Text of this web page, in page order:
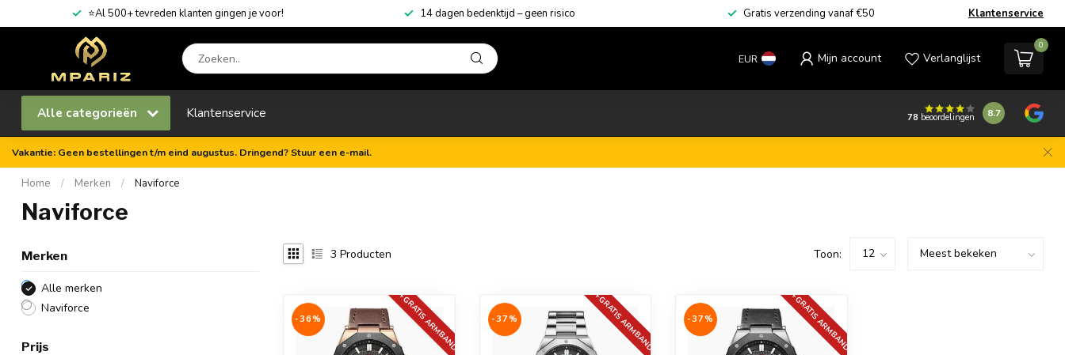
⭐Al 500+ tevreden klanten gingen je voor! 14 dagen bedenktijd – geen risico Gratis verzending vanaf €50 Klantenservice
EUR Mijn account Verlanglijst
0
Alle categorieën Klantenservice 78 beoordelingen 8.7
Vakantie: Geen bestellingen t/m eind augustus. Dringend? Stuur een e-mail.
Home / Merken / Naviforce
Naviforce
Merken
Alle merken
Naviforce
Prijs
3 Producten Toon:
+GRATIS ARMBAND
-36% +GRATIS ARMBAND
-37% +GRATIS ARMBAND
-37%